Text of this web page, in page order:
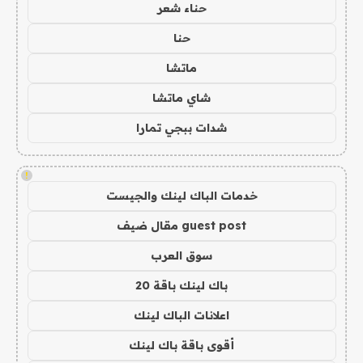
حناء شعر
حنا
ماتشا
شاي ماتشا
شدات ببجي تمارا
!
خدمات الباك لينك والجيست
guest post مقال ضيف
سوق العرب
باك لينك باقة 20
اعلانات الباك لينك
أقوى باقة باك لينك